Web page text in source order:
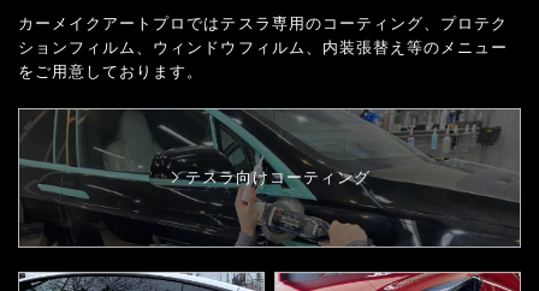
カーメイクアートプロではテスラ専用のコーティング、プロテク
ションフィルム、 ウィンドウフィルム、内装張替え等のメニュー
をご用意しております。
テスラ向けコーティング